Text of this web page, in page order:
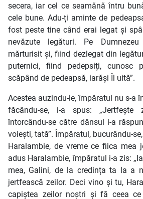
secera, iar cel ce seamănă întru
cele bune. Adu-ți aminte de
fost peste tine când erai legat și
nevăzute legături. Pe
mărturisit și, fiind dezlegat din
puternici, fiind pedepsiți, cunosc
scăpând de pedeapsă, iarăși Îl uită”.
Acestea auzindu-le, împăratul nu s-a
făcându-se, i-a spus: „Jertfește
întorcându-se către dânsul i-a
voiești, tată”. Împăratul, bucurându-
Haralambie, de vreme ce fiica mea
adus Haralambie, împăratul i-a zis:
mea, Galini, de la credința ta la a
jertfească zeilor. Deci vino și tu,
capiștea zeilor noștri și fă ceea ce